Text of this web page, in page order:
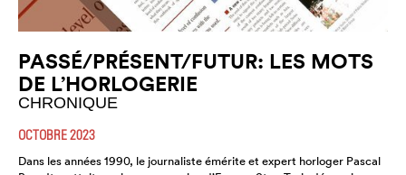
PASSÉ/PRÉSENT/FUTUR: LES MOTS
DE L’HORLOGERIE
CHRONIQUE
OCTOBRE 2023
Dans les années 1990, le journaliste émérite et expert horloger Pascal